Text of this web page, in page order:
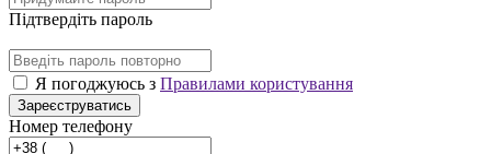
Підтвердіть пароль
Я погоджуюсь з Правилами користування
Зареєструватись
Номер телефону